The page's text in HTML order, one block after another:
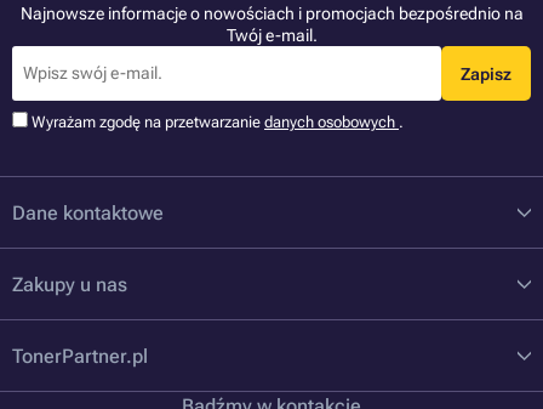
Najnowsze informacje o nowościach i promocjach bezpośrednio na
Twój e-mail.
Zapisz
Wyrażam zgodę na przetwarzanie danych osobowych .
Dane kontaktowe
Zakupy u nas
TonerPartner.pl